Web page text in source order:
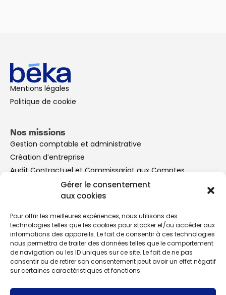
Gérer le consentement
aux cookies
Pour offrir les meilleures expériences, nous utilisons des
technologies telles que les cookies pour stocker et/ou accéder aux
informations des appareils. Le fait de consentir à ces technologies
nous permettra de traiter des données telles que le comportement
de navigation ou les ID uniques sur ce site. Le fait de ne pas
consentir ou de retirer son consentement peut avoir un effet négatif
sur certaines caractéristiques et fonctions.
Mentions légales
Politique de cookie
Nos missions
Gestion comptable et administrative
Création d’entreprise
Audit Contractuel et Commissariat aux Comptes
Conseil aux Entreprises
Vous êtes
Créateur d’entreprise
Dirigeants de TPE/PME/ETI
Professions libérales